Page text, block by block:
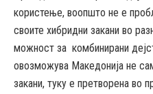
користење, воопшто не е
своите хибридни закани во
можност за комбинирани
овозможува Македонија не
закани, туку е претворена во